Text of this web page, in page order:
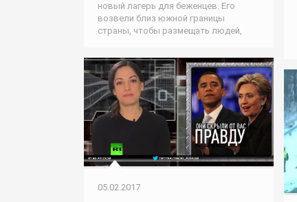
новый лагерь для беженцев. Его
возвели близ южной границы
страны, чтобы размещать людей,
05.02.2017